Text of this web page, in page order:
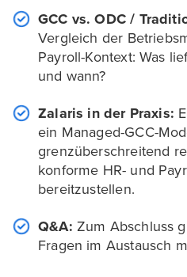
GCC vs. ODC /
Vergleich der
Payroll-Kontext: Was
und wann?
Zalaris in der Praxis:
ein Managed-GCC-
grenzüberschreitend
konforme HR- und
bereitzustellen.
Q&A: Zum Abschluss
Fragen im Austausch